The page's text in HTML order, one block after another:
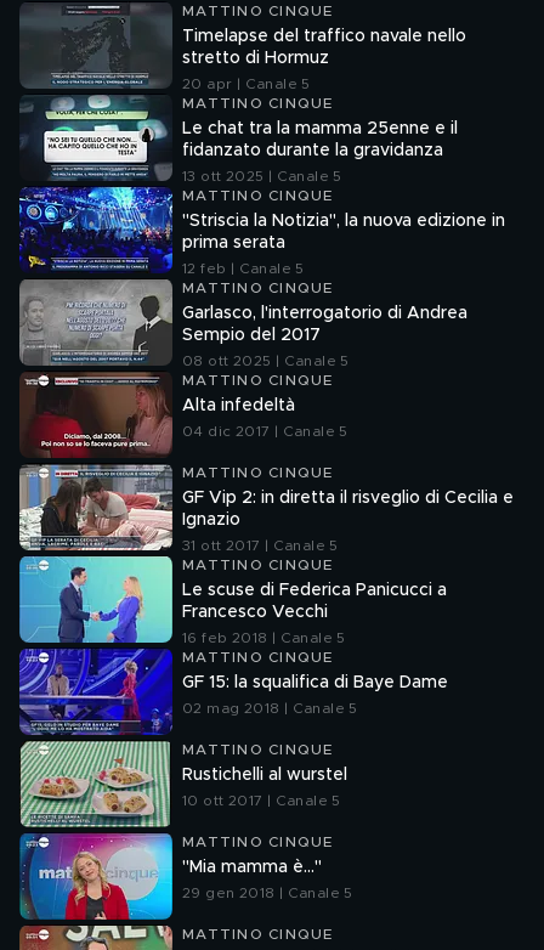
MATTINO CINQUE
Timelapse del traffico navale nello
stretto di Hormuz
20 apr | Canale 5
MATTINO CINQUE
Le chat tra la mamma 25enne e il
fidanzato durante la gravidanza
13 ott 2025 | Canale 5
MATTINO CINQUE
"Striscia la Notizia", la nuova edizione in
prima serata
12 feb | Canale 5
MATTINO CINQUE
Garlasco, l'interrogatorio di Andrea
Sempio del 2017
08 ott 2025 | Canale 5
MATTINO CINQUE
Alta infedeltà
04 dic 2017 | Canale 5
MATTINO CINQUE
GF Vip 2: in diretta il risveglio di Cecilia e
Ignazio
31 ott 2017 | Canale 5
MATTINO CINQUE
Le scuse di Federica Panicucci a
Francesco Vecchi
16 feb 2018 | Canale 5
MATTINO CINQUE
GF 15: la squalifica di Baye Dame
02 mag 2018 | Canale 5
MATTINO CINQUE
Rustichelli al wurstel
10 ott 2017 | Canale 5
MATTINO CINQUE
"Mia mamma è..."
29 gen 2018 | Canale 5
MATTINO CINQUE